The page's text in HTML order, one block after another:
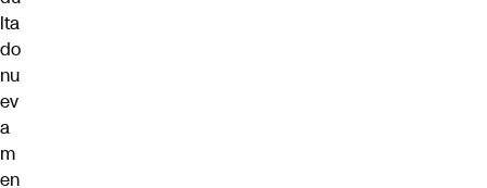
lta
do
nu
ev
a
m
en